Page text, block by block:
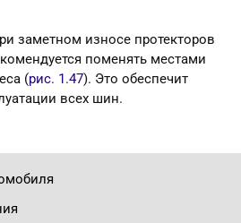
заметном износе протекторов
поменять местами
(рис. 1.47). Это обеспечит
всех шин.